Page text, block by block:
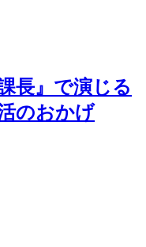
長』で演じる
のおかげ